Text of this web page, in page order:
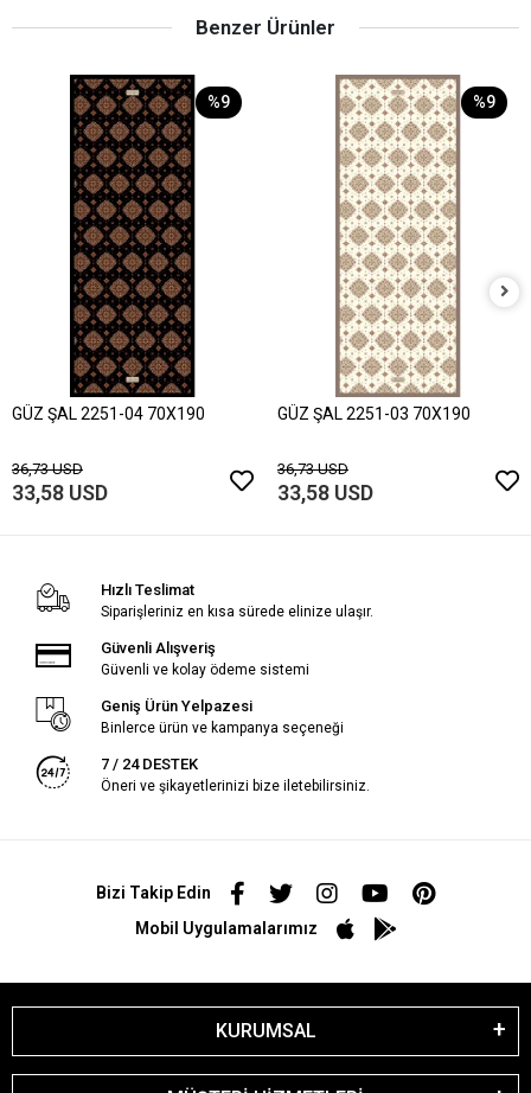
Benzer Ürünler
%9
GÜZ ŞAL 2251-04 70X190
36,73 USD
33,58 USD
%9
GÜZ ŞAL 2251-03 70X190
36,73 USD
33,58 USD
Hızlı Teslimat
Siparişleriniz en kısa sürede elinize ulaşır.
Güvenli Alışveriş
Güvenli ve kolay ödeme sistemi
Geniş Ürün Yelpazesi
Binlerce ürün ve kampanya seçeneği
7 / 24 DESTEK
Öneri ve şikayetlerinizi bize iletebilirsiniz.
Bizi Takip Edin
Mobil Uygulamalarımız
KURUMSAL